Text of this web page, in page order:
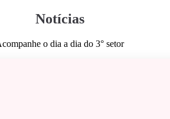
Notícias
o dia a dia do 3° setor